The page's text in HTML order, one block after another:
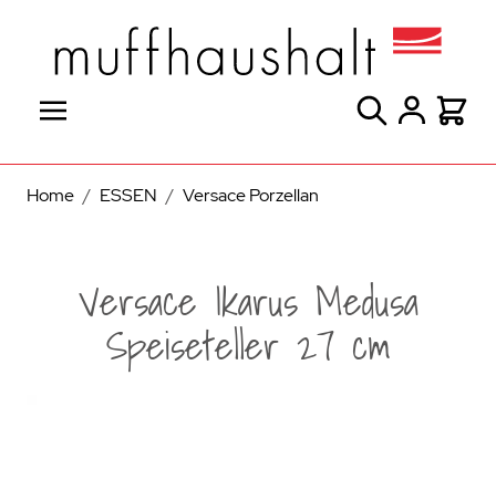
Suche
Home / ESSEN / Versace Porzellan
Versace Ikarus Medusa
Speiseteller 27 cm